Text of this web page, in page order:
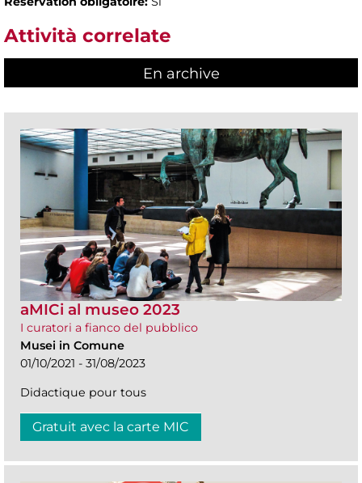
Attività correlate
En archive
aMICi al museo 2023
I curatori a fianco del pubblico
Musei in Comune
01/10/2021 - 31/08/2023
Didactique pour tous
Gratuit avec la carte MIC